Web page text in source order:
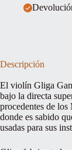
Descripción
El violín Gliga
bajo la directa
procedentes de
donde es sabido
usadas para sus